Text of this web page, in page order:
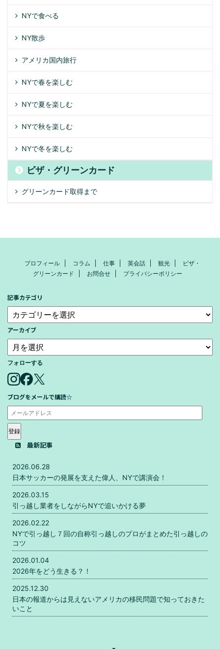
NYで食べる
NY散歩
アメリカ国内旅行
NYで春を楽しむ
NYで夏を楽しむ
NYで秋を楽しむ
NYで冬を楽しむ
ビザ・グリーンカード
グリーンカード取得まで
プロフィール コラム 仕事 英会話 観光
ビザ・
グリーンカード
お問合せ プライバシーポリシー
記事カテゴリ
アーカイブ
フォローする
ブログをメールで購読☆
登録
最新記事
2026.06.28
日本サッカーの発展を支えた偉人、NYで講演会！
2026.03.15
引っ越し業者をしながらNYで追いかける夢
2026.02.22
NYで引っ越し７回の自称引っ越しのプロがまとめた引っ越しの
コツ
2026.01.04
2026年をどう生きる？！
2025.12.30
日本の報道からは見えないアメリカの移民問題で知っておきた
いこと